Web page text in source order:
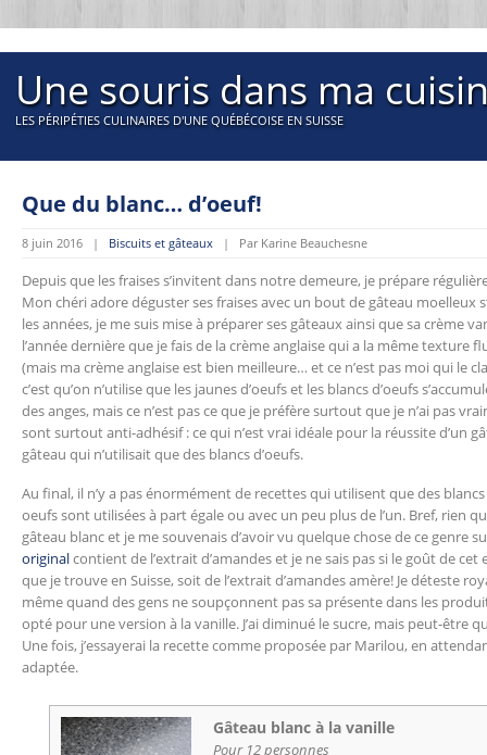
Une souris dans ma
LES PÉRIPÉTIES CULINAIRES D'UNE QUÉBÉCOISE EN SUISSE
Que du blanc… d’oeuf!
8 juin 2016 | Biscuits et gâteaux | Par Karine Beauchesne
Depuis que les fraises s’invitent dans notre demeure, je prépare
Mon chéri adore déguster ses fraises avec un bout de gâteau moelleux
les années, je me suis mise à préparer ses gâteaux ainsi que sa crème
l’année dernière que je fais de la crème anglaise qui a la même
(mais ma crème anglaise est bien meilleure… et ce n’est pas moi qui le
c’est qu’on n’utilise que les jaunes d’oeufs et les blancs d’oeufs
des anges, mais ce n’est pas ce que je préfère surtout que je n’ai pas
sont surtout anti-adhésif : ce qui n’est vrai idéale pour la réussite d’un
gâteau qui n’utilisait que des blancs d’oeufs.
Au final, il n’y a pas énormément de recettes qui utilisent que des
oeufs sont utilisées à part égale ou avec un peu plus de l’un. Bref, rien
gâteau blanc et je me souvenais d’avoir vu quelque chose de ce genre
originalcontient de l’extrait d’amandes et je ne sais pas si le goût de
que je trouve en Suisse, soit de l’extrait d’amandes amère! Je déteste
même quand des gens ne soupçonnent pas sa présente dans les
opté pour une version à la vanille. J’ai diminué le sucre, mais peut-être
Une fois, j’essayerai la recette comme proposée par Marilou, en
adaptée.
Gâteau blanc à la vanille
Pour 12 personnes